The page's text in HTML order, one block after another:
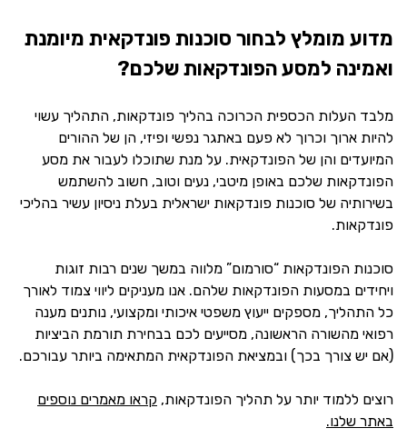
מדוע מומלץ לבחור סוכנות פונדקאית מיומנת
ואמינה למסע הפונדקאות שלכם?
מלבד העלות הכספית הכרוכה בהליך פונדקאות, התהליך עשוי
להיות ארוך וכרוך לא פעם באתגר נפשי ופיזי, הן של ההורים
המיועדים והן של הפונדקאית. על מנת שתוכלו לעבור את מסע
הפונדקאות שלכם באופן מיטבי, נעים וטוב, חשוב להשתמש
בשירותיה של סוכנות פונדקאות ישראלית בעלת ניסיון עשיר בהליכי
פונדקאות.
סוכנות הפונדקאות “סורמום” מלווה במשך שנים רבות זוגות
ויחידים במסעות הפונדקאות שלהם. אנו מעניקים ליווי צמוד לאורך
כל התהליך, מספקים ייעוץ משפטי איכותי ומקצועי, נותנים מענה
רפואי מהשורה הראשונה, מסייעים לכם בבחירת תורמת הביציות
(אם יש צורך בכך) ובמציאת הפונדקאית המתאימה ביותר עבורכם.
רוצים ללמוד יותר על תהליך הפונדקאות, קראו מאמרים נוספים
באתר שלנו.